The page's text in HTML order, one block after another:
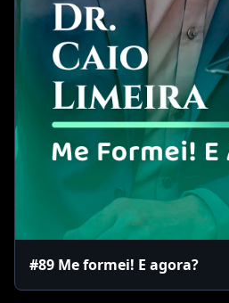
#89 Me formei! E agora?